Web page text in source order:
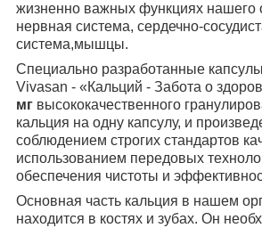
жизненно важных функциях нашего
нервная система, сердечно-
система,мышцы.
Специально разработанные
Vivasan - «Кальций - Забота о
мг высококачественного
кальция на одну капсулу, и
соблюдением строгих стандартов
использованием передовых
обеспечения чистоты и
Основная часть кальция в нашем
находится в костях и зубах. Он